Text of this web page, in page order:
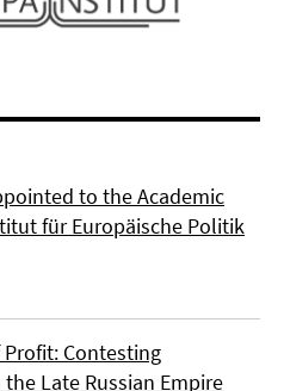
to the Academic
für Europäische Politik
Profit: Contesting
Late Russian Empire